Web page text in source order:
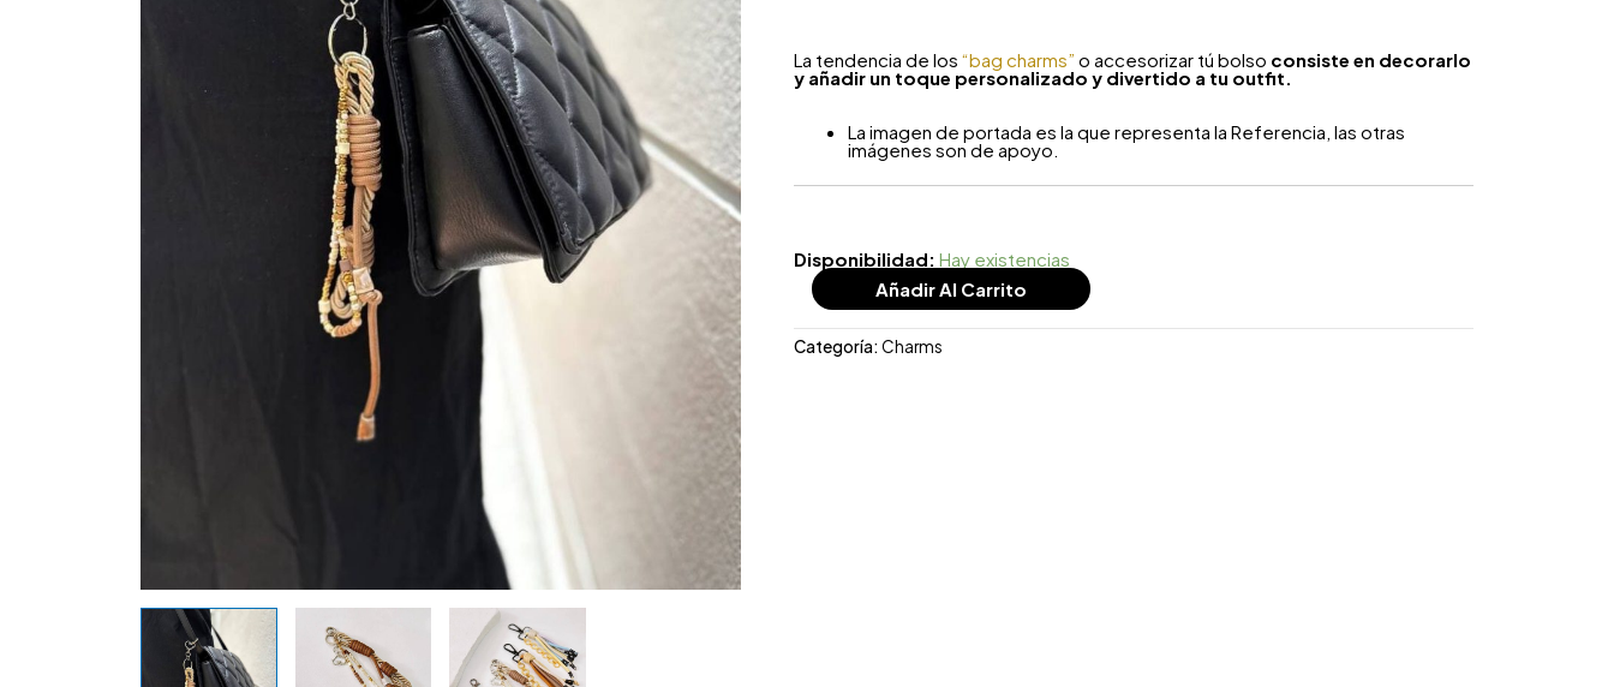
La tendencia de los “bag charms” o accesorizar tú bolso consiste en decorarlo
y añadir un toque personalizado y divertido a tu outfit.
La imagen de portada es la que representa la Referencia, las otras
imágenes son de apoyo.
Disponibilidad: Hay existencias
Añadir Al Carrito
Categoría: Charms